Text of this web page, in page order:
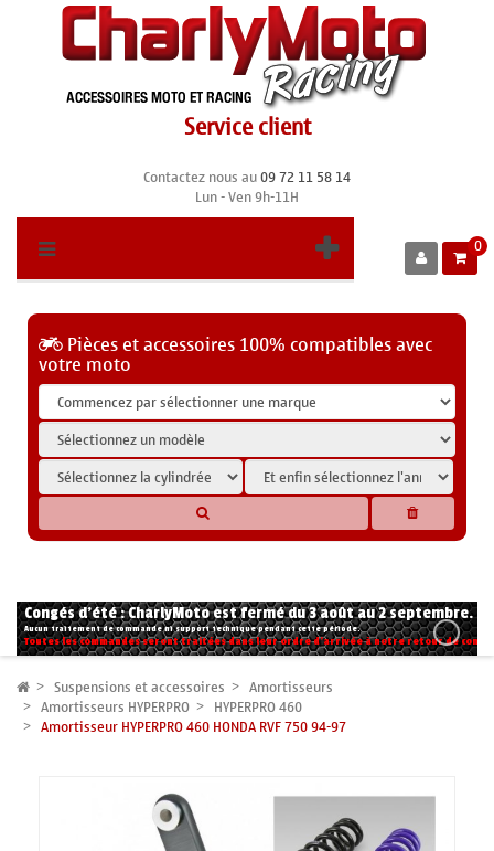
Service client
Contactez nous au09 72 11 58 14
Lun - Ven 9h-11H
0
Pièces et accessoires 100% compatibles avec
votre moto
Congés d'été : CharlyMoto est fermé du 3 août au 2 septembre.
Aucun traitement de commande ni support technique pendant cette période.
Toutes les commandes seront traitées dans leur ordre d'arrivée à notre retour de
Suspensions et accessoires Amortisseurs
Amortisseurs HYPERPRO HYPERPRO 460
Amortisseur HYPERPRO 460 HONDA RVF 750 94-97